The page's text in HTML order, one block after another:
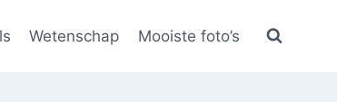
Wetenschap Mooiste foto’s